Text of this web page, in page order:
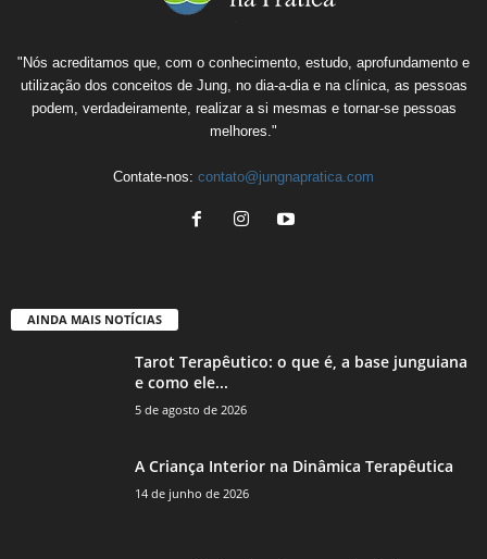
"Nós acreditamos que, com o conhecimento, estudo, aprofundamento e
utilização dos conceitos de Jung, no dia-a-dia e na clínica, as pessoas
podem, verdadeiramente, realizar a si mesmas e tornar-se pessoas
melhores."
Contate-nos: contato@jungnapratica.com
AINDA MAIS NOTÍCIAS
Tarot Terapêutico: o que é, a base junguiana
e como ele...
5 de agosto de 2026
A Criança Interior na Dinâmica Terapêutica
14 de junho de 2026